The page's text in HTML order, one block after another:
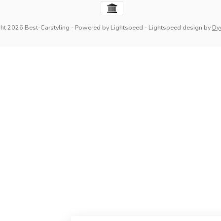
2026 Best-Carstyling - Powered by Lightspeed - Lightspeed design by